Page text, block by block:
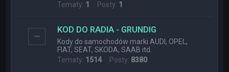
Tematy: 1 Posty: 1
KOD DO RADIA - GRUNDIG
Kody do samochodów marki AUDI, OPEL,
FIAT, SEAT, SKODA, SAAB itd.
Tematy: 1514Posty: 8380